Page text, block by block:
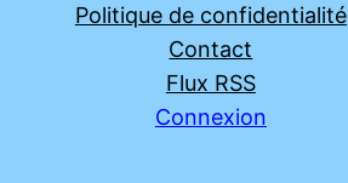
Politique de confidentialité
Contact
Flux RSS
Connexion